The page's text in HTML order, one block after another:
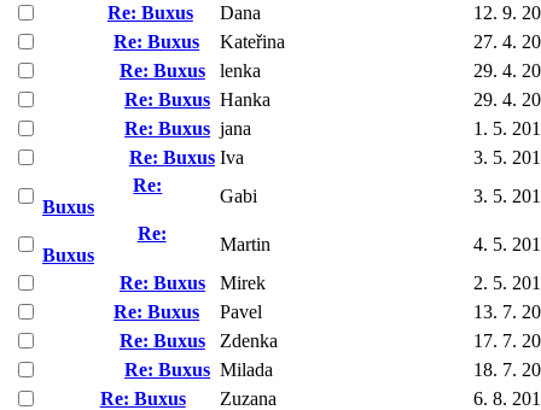
Re: Buxus
Dana
12. 9.
Re: Buxus
Kateřina
27. 4.
Re: Buxus
lenka
29. 4.
Re: Buxus Hanka
29. 4.
Re: Buxus jana
1. 5.
Re: Buxus Iva
3. 5.
Re:
Buxus
Gabi
3. 5.
Re:
Buxus
Martin
4. 5.
Re: Buxus
Mirek
2. 5.
Re: Buxus
Pavel
13. 7.
Re: Buxus
Zdenka
17. 7.
Re: Buxus Milada
18. 7.
Re: Buxus
Zuzana
6. 8.